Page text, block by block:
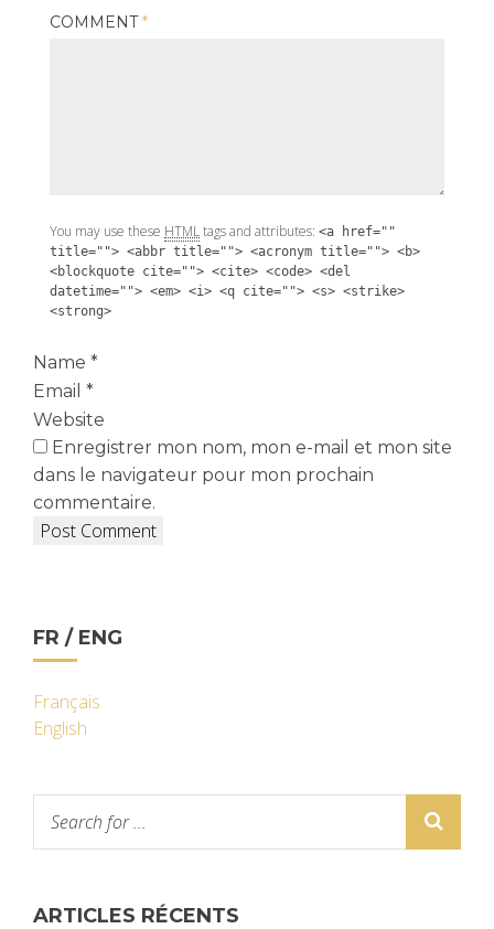
COMMENT*
You may use these HTMLtags and attributes: <a href=""
title=""> <abbr title=""> <acronym title=""> <b>
<blockquote cite=""> <cite> <code> <del
datetime=""> <em> <i> <q cite=""> <s> <strike>
<strong>
Name *
Email *
Website
Enregistrer mon nom, mon e-mail et mon site
dans le navigateur pour mon prochain
commentaire.
FR / ENG
Français
English
ARTICLES RÉCENTS